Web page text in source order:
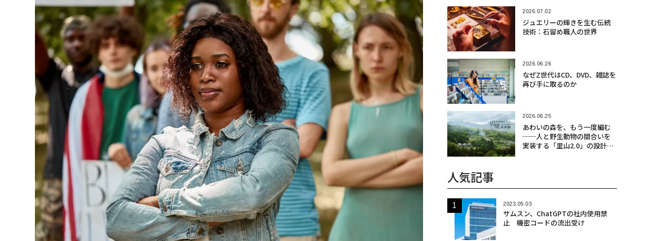
2026.07.02
ジュエリーの輝きを生む伝統
技術：石留め職人の世界
2026.06.26
なぜZ世代はCD、DVD、雑誌を
再び手に取るのか
2026.06.25
あわいの森を、もう一度編む
──人と野生動物の間合いを
実装する「里山2.0」の設計図 |
人気記事
2023.05.03
サムスン、ChatGPTの社内使用禁
止 機密コードの流出受け